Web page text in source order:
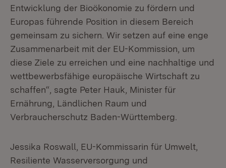
Entwicklung der Bioökonomie zu fördern und
Europas führende Position in diesem Bereich
gemeinsam zu sichern. Wir setzen auf eine enge
Zusammenarbeit mit der EU-Kommission, um
diese Ziele zu erreichen und eine nachhaltige und
wettbewerbsfähige europäische Wirtschaft zu
schaffen“, sagte Peter Hauk, Minister für
Ernährung, Ländlichen Raum und
Verbraucherschutz Baden-Württemberg.
Jessika Roswall, EU-Kommissarin für Umwelt,
Resiliente Wasserversorgung und